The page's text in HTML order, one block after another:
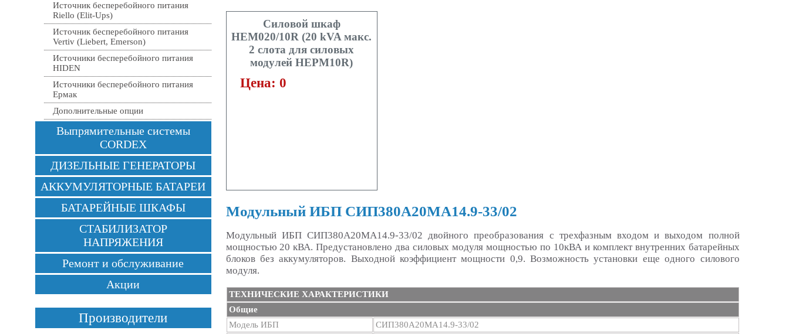
Силовой шкаф
HEM020/10R (20 kVA макс.
2 слота для силовых
модулей HEPM10R)
Цена: 0
Модульный ИБП СИП380А20МА14.9-33/02
Модульный ИБП СИП380А20МА14.9-33/02 двойного преобразования с трехфазным входом и выходом полной
мощностью 20 кВА. Предустановлено два силовых модуля мощностью по 10кВА и комплект внутренних батарейных
блоков без аккумуляторов. Выходной коэффициент мощности 0,9. Возможность установки еще одного силового
модуля.
ТЕХНИЧЕСКИЕ ХАРАКТЕРИСТИКИ
Общие
Модель ИБП
СИП380А20МА14.9-33/02
Источник бесперебойного питания
Riello (Elit-Ups)
Источник бесперебойного питания
Vertiv (Liebert, Emerson)
Источники бесперебойного питания
HIDEN
Источники бесперебойного питания
Ермак
Дополнительные опции
Выпрямительные системы
CORDEX
ДИЗЕЛЬНЫЕ ГЕНЕРАТОРЫ
АККУМУЛЯТОРНЫЕ БАТАРЕИ
БАТАРЕЙНЫЕ ШКАФЫ
СТАБИЛИЗАТОР
НАПРЯЖЕНИЯ
Ремонт и обслуживание
Акции
Производители